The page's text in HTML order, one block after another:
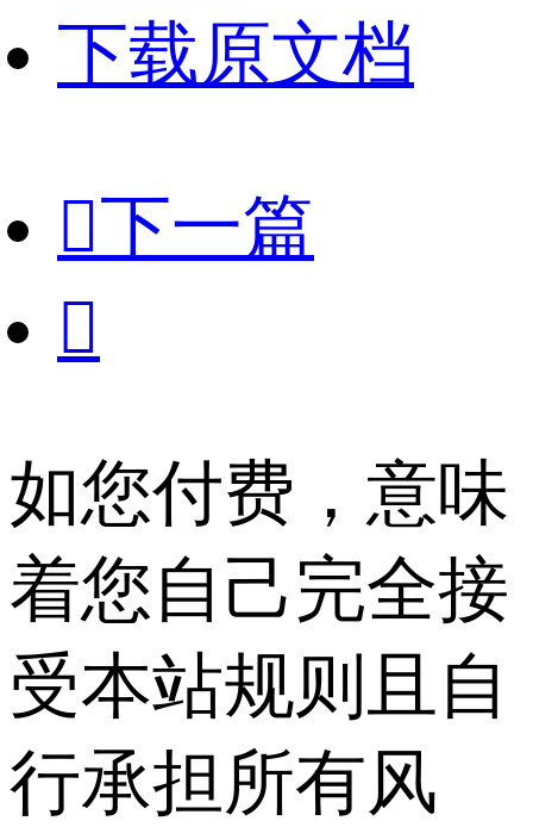
下载原文档
下一篇

如您付费，意味
着您自己完全接
受本站规则且自
行承担所有风